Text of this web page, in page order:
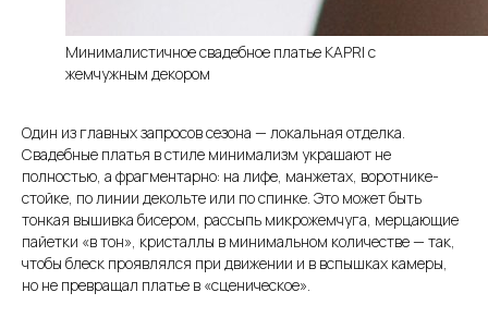
Минималистичное свадебное платье KAPRI с
жемчужным декором
Один из главных запросов сезона — локальная отделка.
Свадебные платья в стиле минимализм украшают не
полностью, а фрагментарно: на лифе, манжетах, воротнике-
стойке, по линии декольте или по спинке. Это может быть
тонкая вышивка бисером, рассыпь микрожемчуга, мерцающие
пайетки «в тон», кристаллы в минимальном количестве — так,
чтобы блеск проявлялся при движении и в вспышках камеры,
но не превращал платье в «сценическое».